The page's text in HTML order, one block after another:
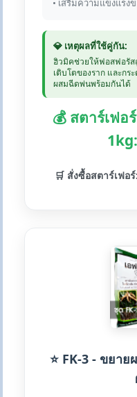
• เสริมความแข็งแรง
💎 เหตุผลที่ใช้คู่กัน:
ฮิวมิคช่วยให้ฟอสฟอรัส
เติบโตของราก และกร
ผสมฉีดพ่นพร้อมกันได้
💰 สตาร์เฟ
🛒 สั่งซื้อสตาร์เฟอร์:
⭐ FK-3 - ขยา